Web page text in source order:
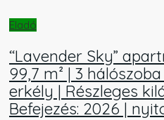
Eladó
“Lavender Sky”
99,7 m² | 3
erkély | Részleges
Befejezés: 2026 |